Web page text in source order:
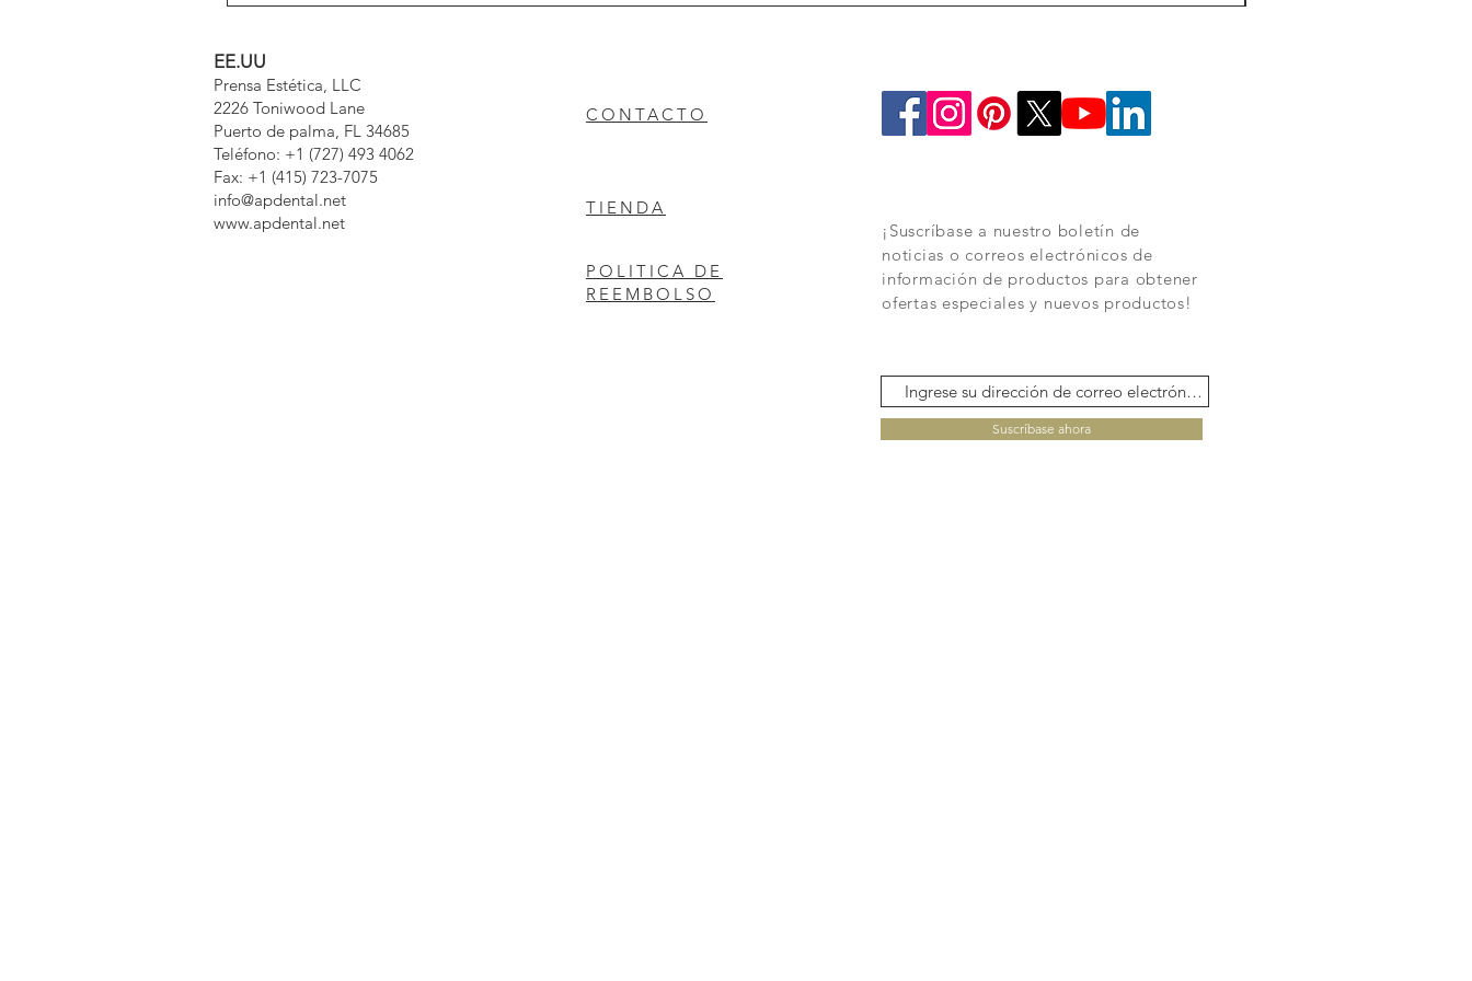
EE.UU
Prensa Estética, LLC
2226 Toniwood Lane
Puerto de palma, FL 34685
Teléfono: +1 (727) 493 4062
Fax: +1 (415) 723-7075
info@apdental.net
www.apdental.net
CONTACTO
TIENDA
POLITICA DE
REEMBOLSO
¡Suscríbase a nuestro boletín de
noticias o correos electrónicos de
información de productos para obtener
ofertas especiales y nuevos productos!
Suscríbase ahora